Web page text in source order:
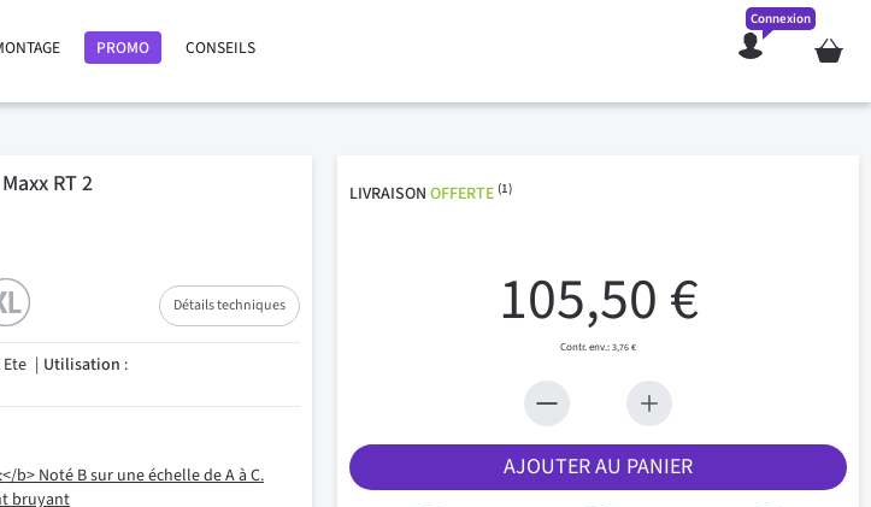
PROMO CONSEILS Mon
Connexion
RT 2
Détails techniques
Ete Utilisation :
LIVRAISONOFFERTE (1)
105,50 €
3,76 €
AJOUTER AU PANIER